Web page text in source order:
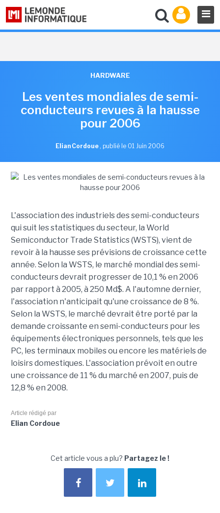
HARDWARE
Les ventes mondiales de semi-
conducteurs revues à la hausse
pour 2006
Elian Cordoue , publié le 01 Juin 2006
L'association des industriels des semi-conducteurs
qui suit les statistiques du secteur, la World
Semiconductor Trade Statistics (WSTS), vient de
revoir à la hausse ses prévisions de croissance cette
année. Selon la WSTS, le marché mondial des semi-
conducteurs devrait progresser de 10,1 % en 2006
par rapport à 2005, à 250 Md$. A l'automne dernier,
l'association n'anticipait qu'une croissance de 8 %.
Selon la WSTS, le marché devrait être porté par la
demande croissante en semi-conducteurs pour les
équipements électroniques personnels, tels que les
PC, les terminaux mobiles ou encore les matériels de
loisirs domestiques. L'association prévoit en outre
une croissance de 11 % du marché en 2007, puis de
12,8 % en 2008.
Article rédigé par
Elian Cordoue
Cet article vous a plu? Partagez le !